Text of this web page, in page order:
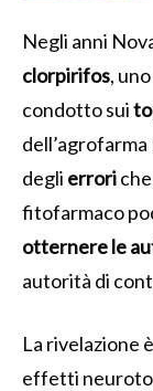
Negli anni
clorpirifos,
condotto sui
degli errori
fitofarmaco
otternere le
autorità di
La rivelazione
effetti